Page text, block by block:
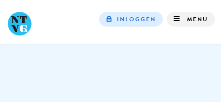
INLOGGEN MENU